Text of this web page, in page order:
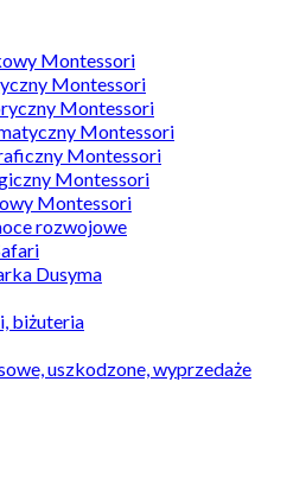
Montessori
Montessori
Montessori
Montessori
Montessori
Montessori
Montessori
rozwojowe
Dusyma
biżuteria
uszkodzone, wyprzedaże